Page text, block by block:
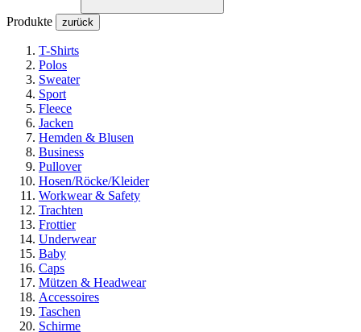
Produkte zurück
T-Shirts
Polos
Sweater
Sport
Fleece
Jacken
Hemden & Blusen
Business
Pullover
Hosen/Röcke/Kleider
Workwear & Safety
Trachten
Frottier
Underwear
Baby
Caps
Mützen & Headwear
Accessoires
Taschen
Schirme